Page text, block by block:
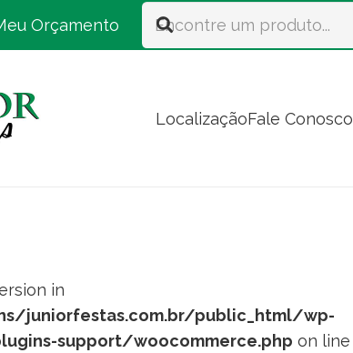
Orçamento
LocalizaçãoFale Conosco
in
juniorfestas.com.br/public_html/wp-
support/woocommerce.php on line